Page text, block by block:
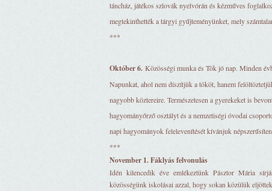
táncház, játékos szlovák nyelvórán és kézműves
megtekinthették a tárgyi gyűjteményünket, mely
***
Október 6. Közösségi munka és Tök jó nap. Minden
Napunkat, ahol nem díszítjük a tököt, hanem
nagyobb köztereire. Természetesen a gyerekeket is
hagyományőrző osztályt és a nemzetiségi óvodai
napi hagyományok felelevenítését kívánjuk
***
November 1. Fáklyás felvonulás
Idén kilencedik éve emlékeztünk Pásztor Mária
közösségünk iskolásai azzal, hogy sokan közülük